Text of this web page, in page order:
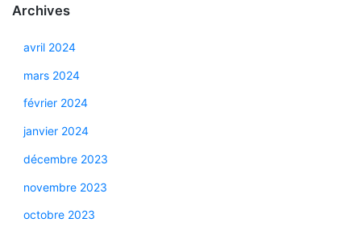
Archives
avril 2024
mars 2024
février 2024
janvier 2024
décembre 2023
novembre 2023
octobre 2023